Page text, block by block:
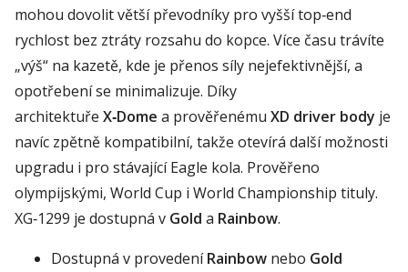
mohou dovolit větší převodníky pro vyšší top‑end
rychlost bez ztráty rozsahu do kopce. Více času trávíte
„výš“ na kazetě, kde je přenos síly nejefektivnější, a
opotřebení se minimalizuje. Díky
architektuře X‑Dome a prověřenému XD driver body je
navíc zpětně kompatibilní, takže otevírá další možnosti
upgradu i pro stávající Eagle kola. Prověřeno
olympijskými, World Cup i World Championship tituly.
XG‑1299 je dostupná v Gold a Rainbow.
Dostupná v provedeníRainbow nebo Gold